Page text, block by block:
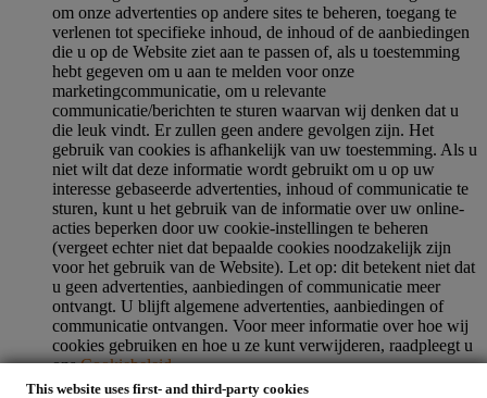
This website uses first- and third-party cookies
om onze advertenties op andere sites te beheren, toegang te
verlenen tot specifieke inhoud, de inhoud of de aanbiedingen
die u op de Website ziet aan te passen of, als u toestemming
hebt gegeven om u aan te melden voor onze
marketingcommunicatie, om u relevante
communicatie/berichten te sturen waarvan wij denken dat u
die leuk vindt. Er zullen geen andere gevolgen zijn. Het
gebruik van cookies is afhankelijk van uw toestemming. Als u
niet wilt dat deze informatie wordt gebruikt om u op uw
interesse gebaseerde advertenties, inhoud of communicatie te
sturen, kunt u het gebruik van de informatie over uw online-
acties beperken door uw cookie-instellingen te beheren
(vergeet echter niet dat bepaalde cookies noodzakelijk zijn
voor het gebruik van de Website). Let op: dit betekent niet dat
u geen advertenties, aanbiedingen of communicatie meer
ontvangt. U blijft algemene advertenties, aanbiedingen of
communicatie ontvangen. Voor meer informatie over hoe wij
cookies gebruiken en hoe u ze kunt verwijderen, raadpleegt u
onsCookiebeleid,
PRODUCT REVIEW